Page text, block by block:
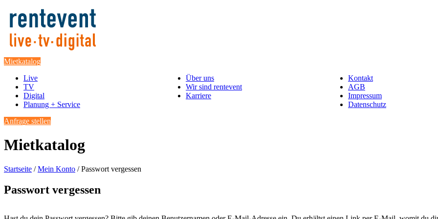
Mietkatalog
Live
TV
Digital
Planung + Service
Über uns
Wir sind rentevent
Karriere
Kontakt
AGB
Impressum
Datenschutz
Anfrage stellen
Mietkatalog
Startseite /Mein Konto / Passwort vergessen
Passwort vergessen